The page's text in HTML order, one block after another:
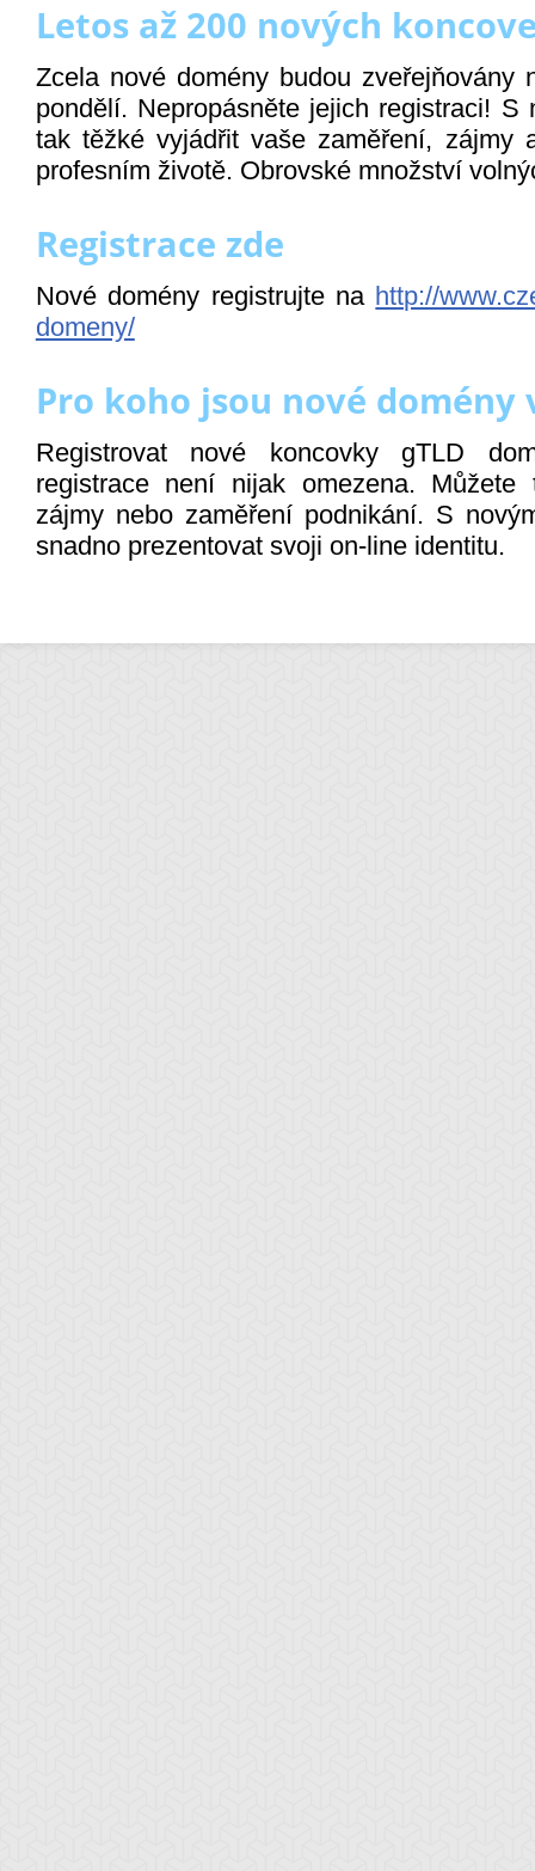
Letos až 200 nových
Zcela nové domény budou zveřejňovány
pondělí. Nepropásněte jejich registraci! S
tak těžké vyjádřit vaše zaměření, zájmy
profesním životě. Obrovské množství
Registrace zde
Nové domény registrujte na http://
domeny/
Pro koho jsou nové domény
Registrovat nové koncovky gTLD
registrace není nijak omezena.
zájmy nebo zaměření podnikání. S
snadno prezentovat svoji on-line identitu.